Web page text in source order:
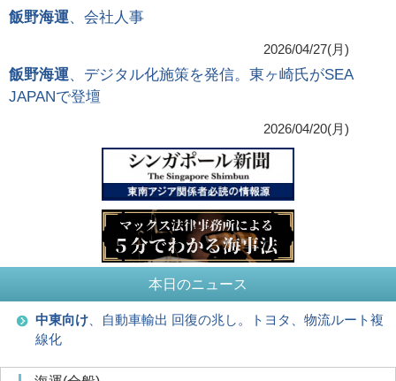
飯野海運、会社人事
2026/04/27(月)
飯野海運、デジタル化施策を発信。東ヶ崎氏がSEA
JAPANで登壇
2026/04/20(月)
本日のニュース
中東向け 、自動車輸出 回復の兆し。トヨタ、物流ルート複
線化